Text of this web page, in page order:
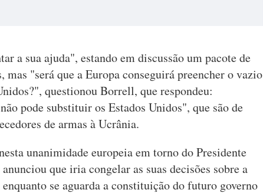
a sua ajuda", estando em discussão um pacote de
"será que a Europa conseguirá preencher o vazio
questionou Borrell, que respondeu:
pode substituir os Estados Unidos", que são de
de armas à Ucrânia.
unanimidade europeia em torno do Presidente
que iria congelar as suas decisões sobre a
se aguarda a constituição do futuro governo